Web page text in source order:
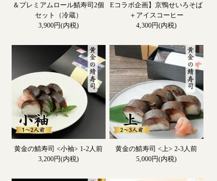
＆プレミアムロール鯖寿司2個
セット（冷蔵）
3,900円(内税)
Eコラボ企画】京鴨せいろそば
＋アイスコーヒー
4,300円(内税)
黄金の鯖寿司 <小袖> 1-2人前
3,200円(内税)
黄金の鯖寿司 <上> 2-3人前
5,000円(内税)